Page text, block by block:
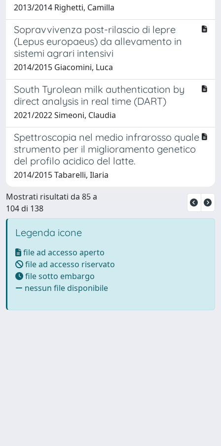
2013/2014 Righetti, Camilla
Sopravvivenza post-rilascio di lepre
(Lepus europaeus) da allevamento in
sistemi agrari intensivi
2014/2015 Giacomini, Luca
South Tyrolean milk authentication by
direct analysis in real time (DART)
2021/2022 Simeoni, Claudia
Spettroscopia nel medio infrarosso quale
strumento per il miglioramento genetico
del profilo acidico del latte.
2014/2015 Tabarelli, Ilaria
Mostrati risultati da 85 a
104 di 138
Legenda icone
file ad accesso aperto
file ad accesso riservato
file sotto embargo
nessun file disponibile